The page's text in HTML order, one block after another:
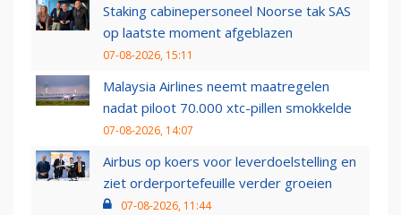
Staking cabinepersoneel Noorse tak SAS
op laatste moment afgeblazen
07-08-2026, 15:11
Malaysia Airlines neemt maatregelen
nadat piloot 70.000 xtc-pillen smokkelde
07-08-2026, 14:07
Airbus op koers voor leverdoelstelling en
ziet orderportefeuille verder groeien
07-08-2026, 11:44